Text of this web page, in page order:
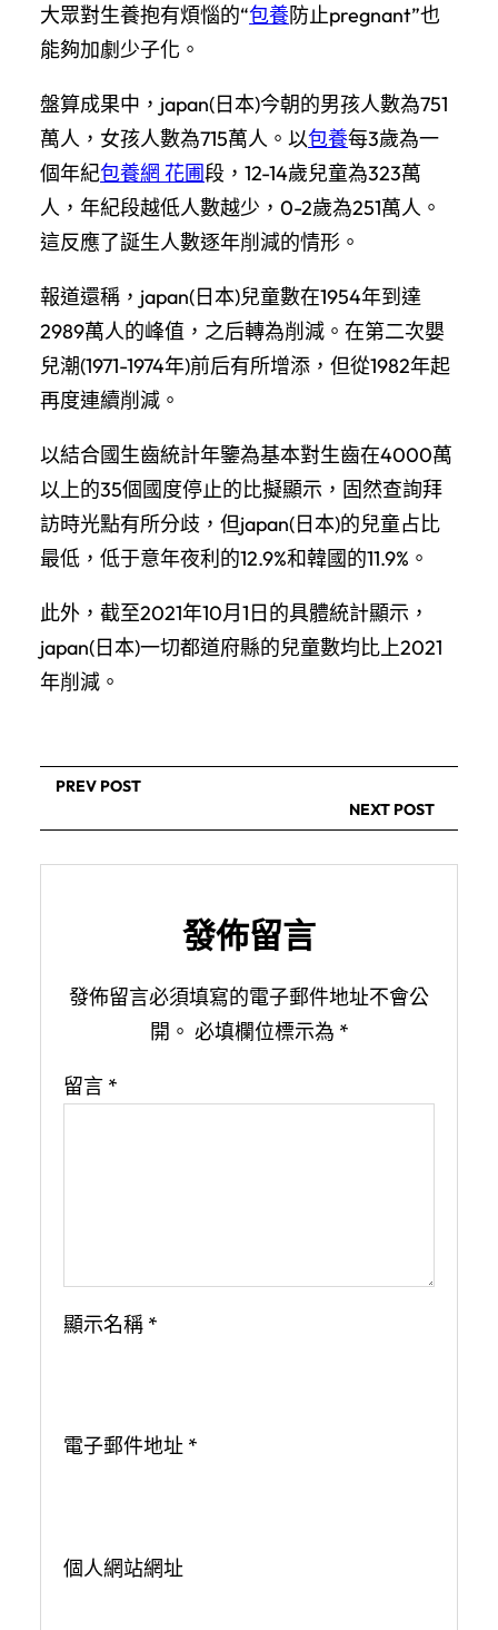
大眾對生養抱有煩惱的“包養防止pregnant”也
能夠加劇少子化。
盤算成果中，japan(日本)今朝的男孩人數為751
萬人，女孩人數為715萬人。以包養每3歲為一
個年紀包養網 花圃段，12-14歲兒童為323萬
人，年紀段越低人數越少，0-2歲為251萬人。
這反應了誕生人數逐年削減的情形。
報道還稱，japan(日本)兒童數在1954年到達
2989萬人的峰值，之后轉為削減。在第二次嬰
兒潮(1971-1974年)前后有所增添，但從1982年起
再度連續削減。
以結合國生齒統計年鑒為基本對生齒在4000萬
以上的35個國度停止的比擬顯示，固然查詢拜
訪時光點有所分歧，但japan(日本)的兒童占比
最低，低于意年夜利的12.9%和韓國的11.9%。
此外，截至2021年10月1日的具體統計顯示，
japan(日本)一切都道府縣的兒童數均比上2021
年削減。
PREV POST
NEXT POST
發佈留言
發佈留言必須填寫的電子郵件地址不會公
開。 必填欄位標示為 *
留言 *
顯示名稱 *
電子郵件地址 *
個人網站網址